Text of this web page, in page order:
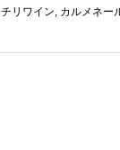
チリワイン カルメネー